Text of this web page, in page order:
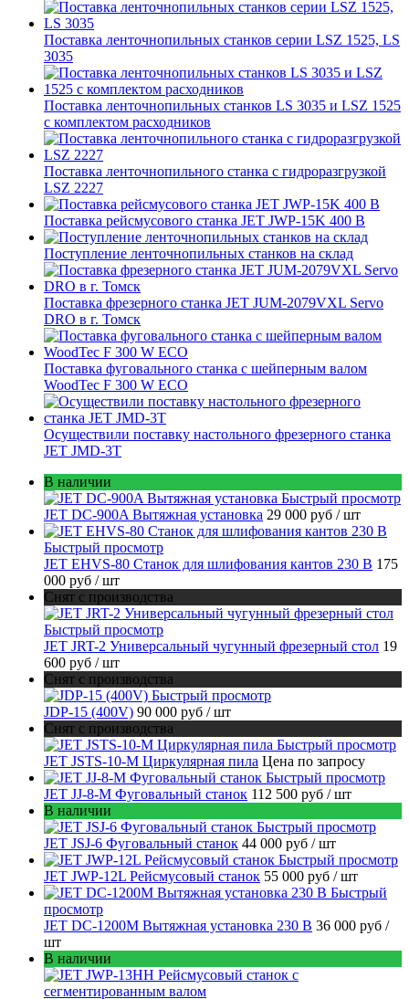
Поставка ленточнопильных станков серии LSZ 1525, LS
3035
Поставка ленточнопильных станков LS 3035 и LSZ 1525
с комплектом расходников
Поставка ленточнопильного станка c гидроразгрузкой
LSZ 2227
Поставка рейсмусового станка JET JWP-15K 400 В
Поступление ленточнопильных станков на склад
Поставка фрезерного станка JET JUM-2079VXL Servo
DRO в г. Томск
Поставка фуговального станка с шейперным валом
WoodTec F 300 W ECO
Осуществили поставку настольного фрезерного станка
JET JMD-3T
В наличии
Быстрый просмотр
JET DC-900A Вытяжная установка 29 000 руб / шт
Быстрый просмотр
JET EHVS-80 Станок для шлифования кантов 230 В 175
000 руб / шт
Снят с производства
Быстрый просмотр
JET JRT-2 Универсальный чугунный фрезерный стол 19
600 руб / шт
Снят с производства
Быстрый просмотр
JDP-15 (400V) 90 000 руб / шт
Снят с производства
Быстрый просмотр
JET JSTS-10-M Циркулярная пила Цена по запросу
Быстрый просмотр
JET JJ-8-M Фуговальный станок 112 500 руб / шт
В наличии
Быстрый просмотр
JET JSJ-6 Фуговальный станок 44 000 руб / шт
Быстрый просмотр
JET JWP-12L Рейсмусовый станок 55 000 руб / шт
Быстрый
просмотр
JET DC-1200M Вытяжная установка 230 В 36 000 руб /
шт
В наличии